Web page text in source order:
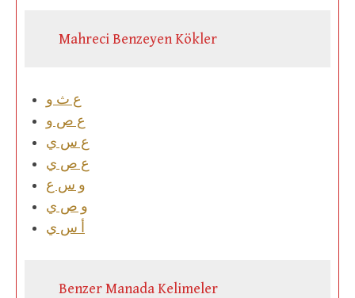
Mahreci Benzeyen Kökler
ع ث و
ع ص و
ع س ي
ع ص ي
و س ع
و ص ي
أ س ي
Benzer Manada Kelimeler